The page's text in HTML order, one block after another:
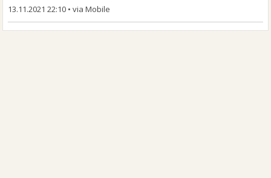
13.11.2021 22:10 •